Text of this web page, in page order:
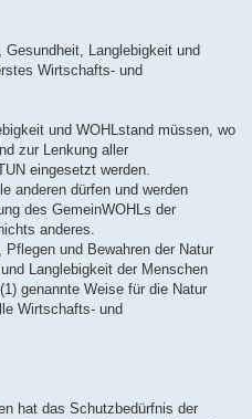
Langlebigkeit und
Wirtschafts- und
und WOHLstand müssen, wo
zur Lenkung aller
eingesetzt werden.
anderen dürfen und werden
des GemeinWOHLs der
anderes.
und Bewahren der Natur
Langlebigkeit der Menschen
genannte Weise für die Natur
Wirtschafts- und
hat das Schutzbedürfnis der